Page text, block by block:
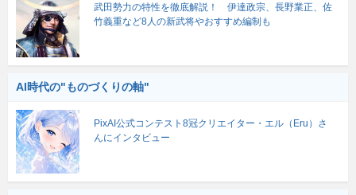
武田勢力の特性を徹底解説！ 伊達政宗、長野業正、佐
竹義重など8人の新武将やおすすめ編制も
AI時代の"ものづくりの軸"
PixAI公式コンテスト8冠クリエイター・エル（Eru）さ
んにインタビュー